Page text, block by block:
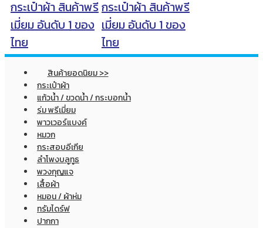
สินค้ายอดนิยม >>
กระเป๋าผ้า
แก้วน้ำ / ขวดน้ำ / กระบอกน้ำ
ร่ม พรีเมี่ยม
พาวเวอร์แบงค์
หมวก
กระสอบอีเกีย
ลำโพงบลูทูธ
พวงกุญแจ
เสื้อผ้า
หมอน / ผ้าห่ม
ทรัมไดร์ฟ
ปากกา